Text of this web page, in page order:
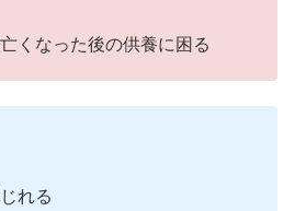
くなった後の供養に困る
れる